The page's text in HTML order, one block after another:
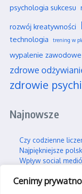
Cenimy
psychologia sukcesu
rozwój kreatywności
technologia trening w
wypalenie zawodowe
zdrowe
zdrowie
Najnowsze
Czy codzienne
Najpiękniejsze
Wpływ social
Jak skutecznie